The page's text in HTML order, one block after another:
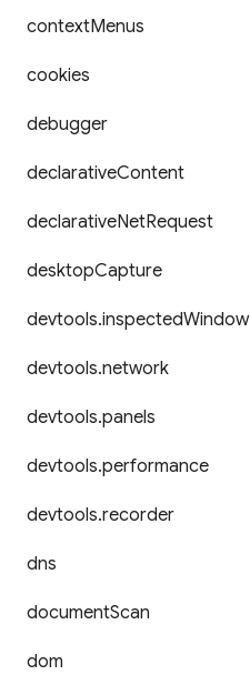
contextMenus
cookies
debugger
declarativeContent
declarativeNetRequest
desktopCapture
devtools.inspectedWindow
devtools.network
devtools.panels
devtools.performance
devtools.recorder
dns
documentScan
dom